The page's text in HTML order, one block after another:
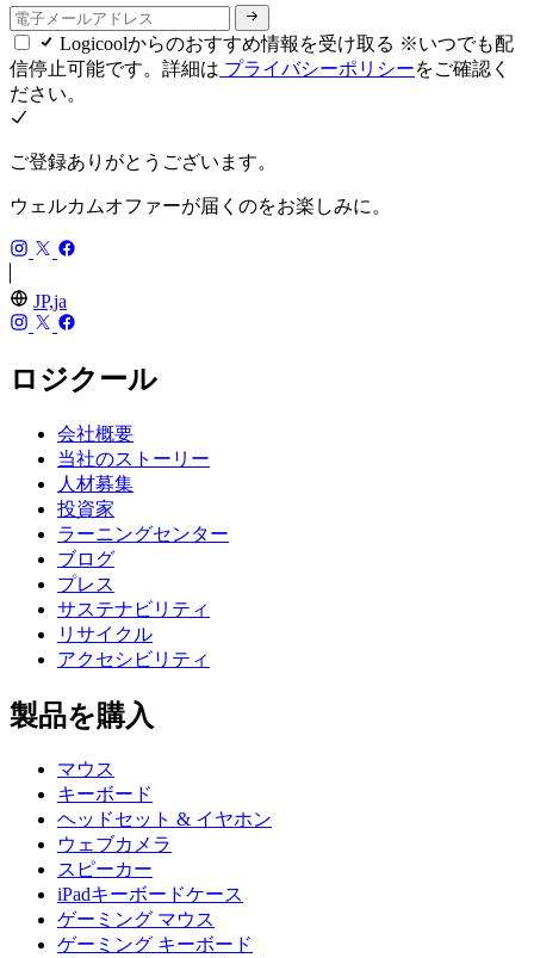
Logicoolからのおすすめ情報を受け取る ※いつでも配
信停止可能です。詳細は プライバシーポリシーをご確認く
ださい。
ご登録ありがとうございます。
ウェルカムオファーが届くのをお楽しみに。
JP,ja
ロジクール
会社概要
当社のストーリー
人材募集
投資家
ラーニングセンター
ブログ
プレス
サステナビリティ
リサイクル
アクセシビリティ
製品を購入
マウス
キーボード
ヘッドセット & イヤホン
ウェブカメラ
スピーカー
iPadキーボードケース
ゲーミング マウス
ゲーミング キーボード